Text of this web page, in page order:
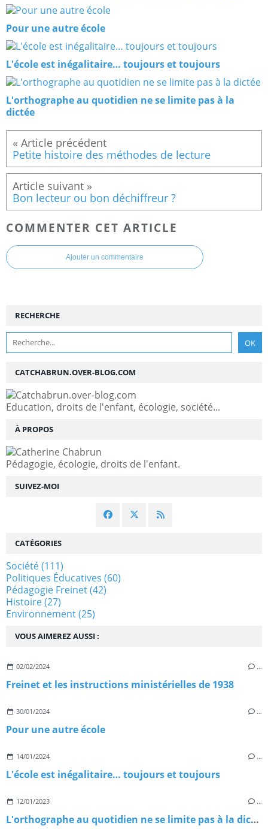
Pour une autre école
L'école est inégalitaire… toujours et toujours
L'orthographe au quotidien ne se limite pas à la
dictée
Petite histoire des méthodes de lecture
Bon lecteur ou bon déchiffreur ?
COMMENTER CET ARTICLE
Ajouter un commentaire
SUIVEZ-MOI
RECHERCHE
CATCHABRUN.OVER-BLOG.COM
Education, droits de l'enfant, écologie, société...
À PROPOS
Pédagogie, écologie, droits de l'enfant.
VOUS AIMEREZ AUSSI :
02/02/2024 …
Freinet et les instructions ministérielles de 1938
30/01/2024 …
Pour une autre école
14/01/2024 …
L'école est inégalitaire… toujours et toujours
12/01/2023 …
L'orthographe au quotidien ne se limite pas à la dictée
CATÉGORIES
Société(111)
Politiques Éducatives (60)
Pédagogie Freinet(42)
Histoire(27)
Environnement(25)